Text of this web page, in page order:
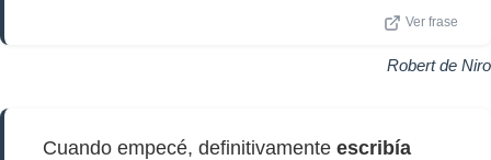
Ver frase
Robert de Niro
Cuando empecé, definitivamente escribía